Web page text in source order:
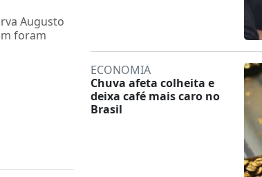
Augusto
foram
ECONOMIA
Chuva afeta colheita e
deixa café mais caro no
Brasil